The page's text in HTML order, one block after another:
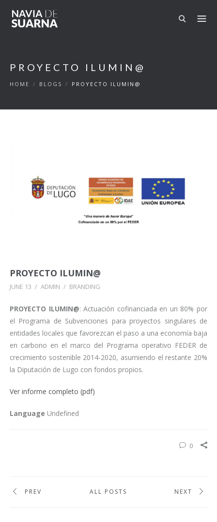
PROYECTO ILUMIN@
HOME / BLOGS / PROYECTO ILUMIN@
PROYECTO ILUMIN@
JUNE 13 / ADMIN / BRANDING
PROYECTO ILUMIN@: Actuación cofinanciada en un 80% por
el Programa de Subvenciones para proyectos singulares de
entidades locales que favorezcan el paso a una economía baja
en carbono en el marco del Programa operativo FEDER de
crecimiento sostenible 2014-2020, asumiendo el restante 20%
la Diputación de Lugo con fondos propios.
Ver informe completo (pdf)
Language Undefined
0
PREV ALL POSTS NEXT